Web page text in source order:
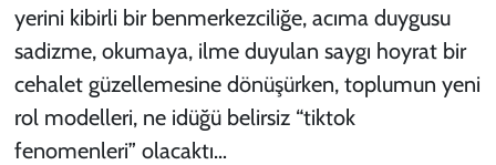
yerini kibirli bir benmerkezciliğe, acıma duygusu
sadizme, okumaya, ilme duyulan saygı hoyrat bir
cehalet güzellemesine dönüşürken, toplumun yeni
rol modelleri, ne idüğü belirsiz “tiktok
fenomenleri” olacaktı…